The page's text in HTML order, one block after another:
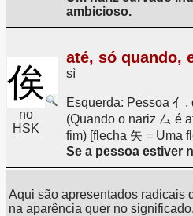
ambicioso.
俟
no
HSK
até, só quando,
sì
Esquerda: Pessoa 亻
(Quando o nariz 厶 é
fim) [flecha 矢 = Uma
Se a pessoa estiver
Aqui são apresentados radicais
na aparência quer no significado.